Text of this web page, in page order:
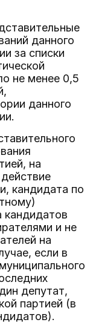
данного
за списки
не менее 0,5
данного
на
кандидата по
кандидатов
и не
на
если в
депутат,
партией (в